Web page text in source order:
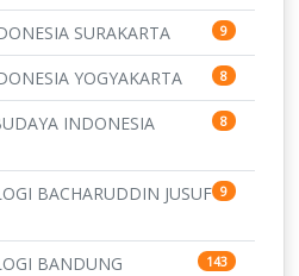
SURAKARTA 9
YOGYAKARTA 8
INDONESIA
8
BACHARUDDIN JUSUF 9
BANDUNG 143